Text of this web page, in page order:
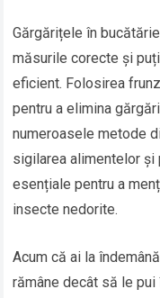
Gărgărițele în
măsurile corecte și
eficient. Folosirea
pentru a elimina
numeroasele metode
sigilarea alimentelor
esențiale pentru a
insecte nedorite.
Acum că ai la
rămâne decât să le